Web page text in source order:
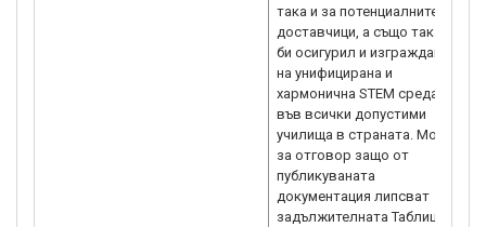
така и за потенциалните
доставчици, а също така
би осигурил и изграждане
на унифицирана и
хармонична STEM среда
във всички допустими
училища в страната. Моля
за отговор защо от
публикуваната
документация липсват
задължителната Таблица